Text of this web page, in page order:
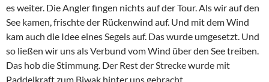
es weiter. Die Angler fingen nichts auf der Tour. Als wir auf den
See kamen, frischte der Rückenwind auf. Und mit dem Wind
kam auch die Idee eines Segels auf. Das wurde umgesetzt. Und
so ließen wir uns als Verbund vom Wind über den See treiben.
Das hob die Stimmung. Der Rest der Strecke wurde mit
Paddelkraft zum Biwak hinter uns gebracht.